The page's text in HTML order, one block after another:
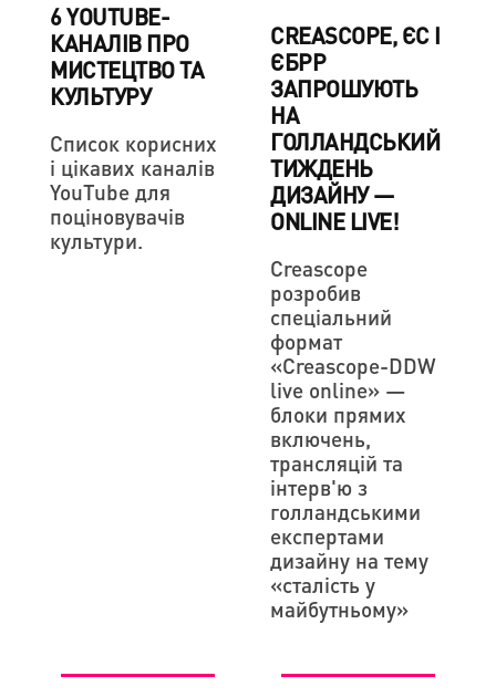
6 YOUTUBE-
КАНАЛІВ ПРО
МИСТЕЦТВО ТА
КУЛЬТУРУ
Список корисних
і цікавих каналів
YouTube для
поціновувачів
культури.
CREASCOPE, ЄС І
ЄБРР
ЗАПРОШУЮТЬ
НА
ГОЛЛАНДСЬКИЙ
ТИЖДЕНЬ
ДИЗАЙНУ —
ONLINE LIVE!
Сreascope
розробив
спеціальний
формат
«Creascope-DDW
live online» —
блоки прямих
включень,
трансляцій та
інтерв'ю з
голландськими
експертами
дизайну на тему
«сталість у
майбутньому»